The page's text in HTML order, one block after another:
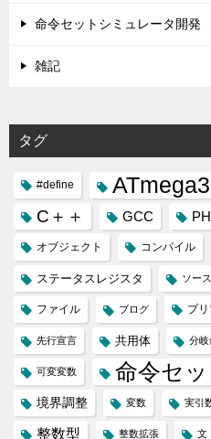
命令セットシミュレータ開発
雑記
タグ
#define
C＋＋ GCC
オブジェクト コンパイル
ステータスレジスタ ソー
ファイル ブログ プ
先行宣言 共用体 分岐
可変変数 命令セッ
境界調整 変数 実引
整数型 整数拡張 文